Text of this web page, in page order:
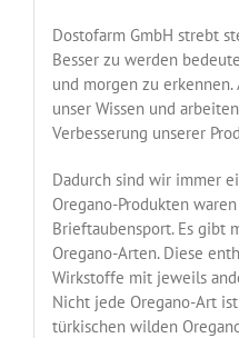
Dostofarm GmbH strebt
Besser zu werden
und morgen zu
unser Wissen und
Verbesserung unserer
Dadurch sind wir immer
Oregano-Produkten
Brieftaubensport. Es gibt
Oregano-Arten. Diese
Wirkstoffe mit jeweils
Nicht jede Oregano-Art
türkischen wilden